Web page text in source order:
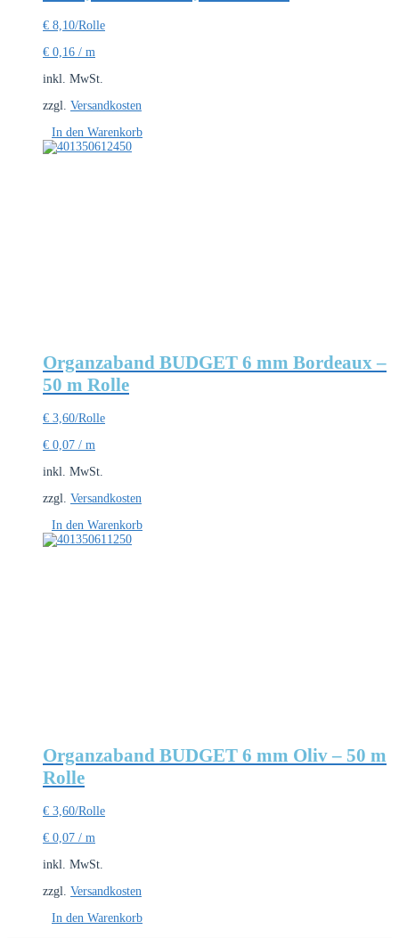
€ 8,10/Rolle
€ 0,16 / m
inkl. MwSt.
zzgl. Versandkosten
In den Warenkorb
Organzaband BUDGET 6 mm Bordeaux –
50 m Rolle
€ 3,60/Rolle
€ 0,07 / m
inkl. MwSt.
zzgl. Versandkosten
In den Warenkorb
Organzaband BUDGET 6 mm Oliv – 50 m
Rolle
€ 3,60/Rolle
€ 0,07 / m
inkl. MwSt.
zzgl. Versandkosten
In den Warenkorb